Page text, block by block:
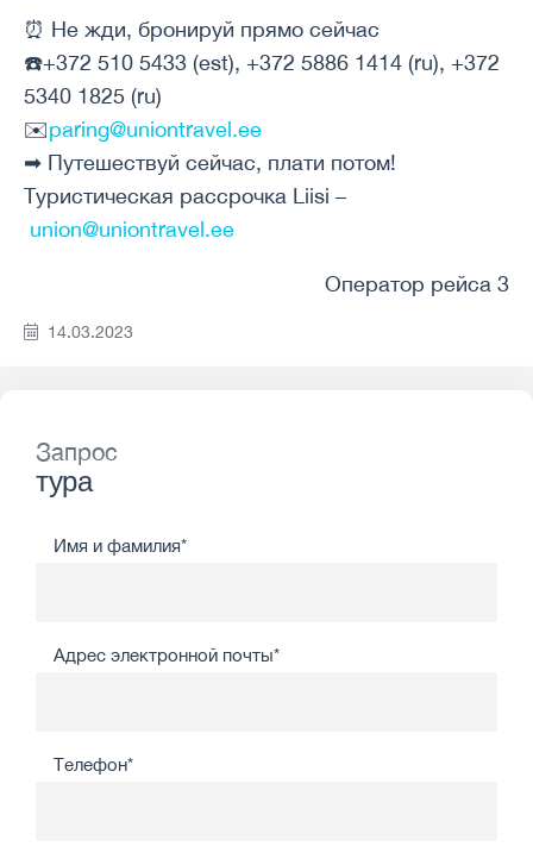
⏰ Не жди, бронируй прямо сейчас
☎️+372 510 5433 (est), +372 5886 1414 (ru), +372
5340 1825 (ru)
✉️paring@uniontravel.ee
➡ Путешествуй сейчас, плати потом!
Туристическая рассрочка Liisi –
union@uniontravel.ee
Оператор рейса 3
14.03.2023
Запрос
тура
Имя и фамилия*
Адрес электронной почты*
Телефон*